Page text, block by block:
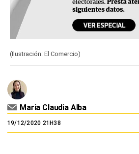
(Ilustración: El Comercio)
Maria Claudia Alba
19/12/2020 21H38